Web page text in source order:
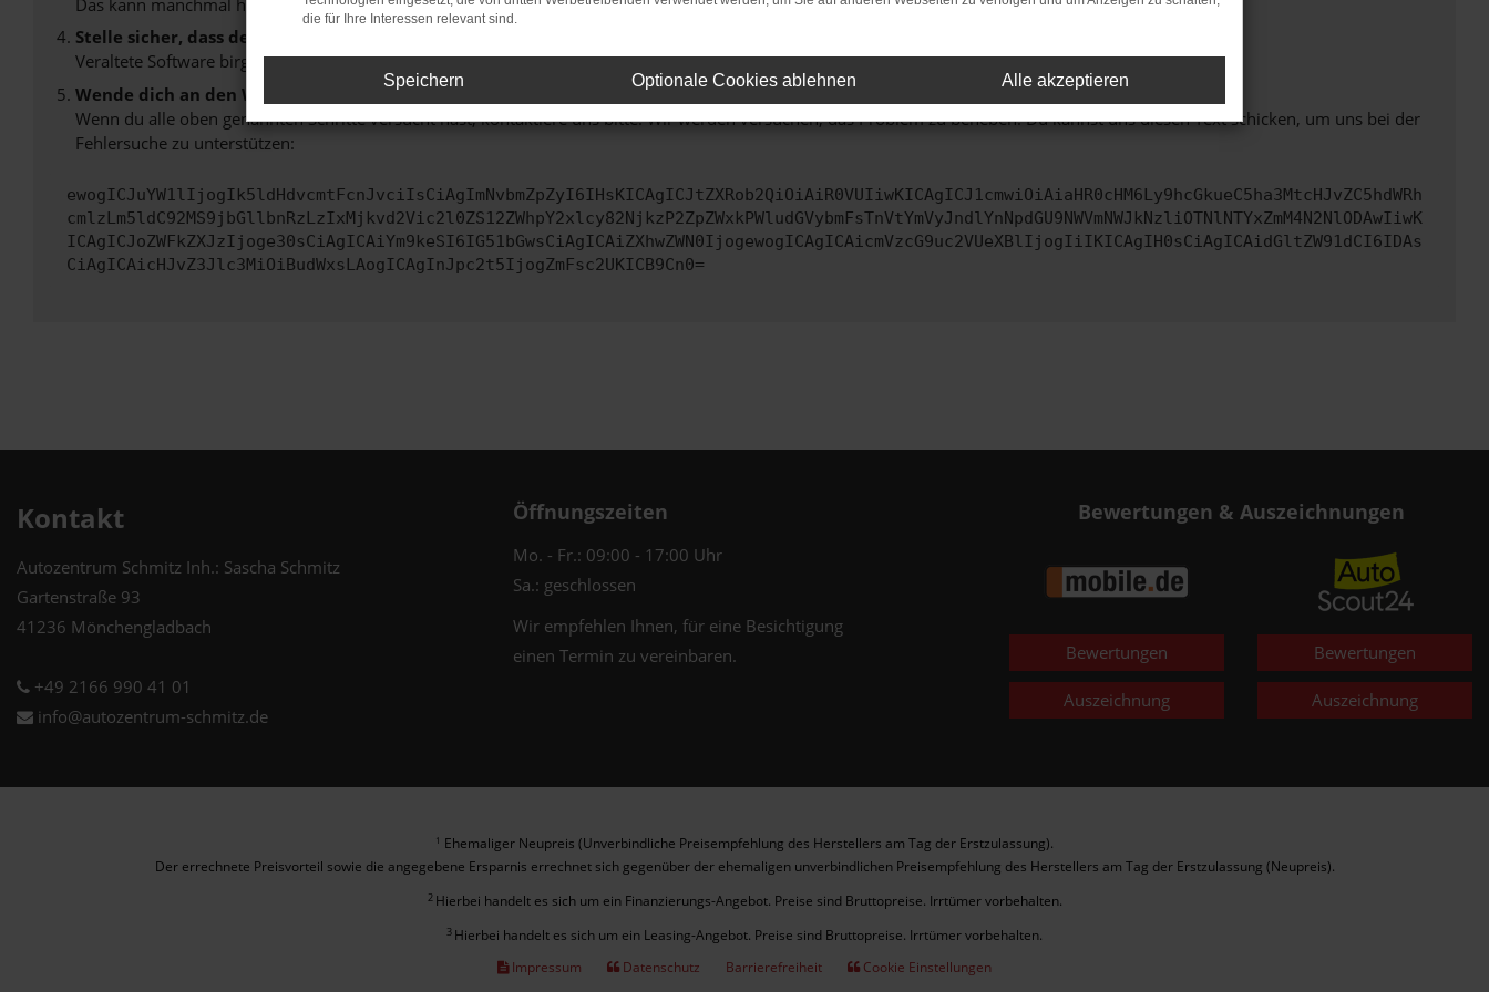
Stelle sicher, dass dein Browser und dein Betriebssystem auf dem neuesten Stand sind.
Veraltete Software birgt nicht nur ein Sicherheitsrisiko, sondern kann auch dazu führen, dass bestimmte Funktionen nicht mehr unterstützt werden.
Wende dich an den Webseitenbetreiber.
Wenn du alle oben genannten Schritte versucht hast, kontaktiere uns bitte. Wir werden versuchen, das Problem zu beheben. Du kannst uns diesen Text schicken, um uns bei der
Fehlersuche zu unterstützen:
ewogICJuYW1lIjogIk5ldHdvcmtFcnJvciIsCiAgImNvbmZpZyI6IHsKICAgICJtZXRob2QiOiAiR0VUIiwKICAgICJ1cmwiOiAiaHR0cHM6Ly9hcGkueC5ha3MtcHJvZC5hdWRh
cmlzLm5ldC92MS9jbGllbnRzLzIxMjkvd2Vic2l0ZS12ZWhpY2xlcy82NjkzP2ZpZWxkPWludGVybmFsTnVtYmVyJndlYnNpdGU9NWVmNWJkNzliOTNlNTYxZmM4N2NlODAwIiwK
ICAgICJoZWFkZXJzIjoge30sCiAgICAiYm9keSI6IG51bGwsCiAgICAiZXhwZWN0IjogewogICAgICAicmVzcG9uc2VUeXBlIjogIiIKICAgIH0sCiAgICAidGltZW91dCI6IDAs
CiAgICAicHJvZ3Jlc3MiOiBudWxsLAogICAgInJpc2t5IjogZmFsc2UKICB9Cn0=
Kontakt
Autozentrum Schmitz Inh.: Sascha Schmitz
Gartenstraße 93
41236 Mönchengladbach
+49 2166 990 41 01
info@autozentrum-schmitz.de
Öffnungszeiten
Mo. - Fr.: 09:00 - 17:00 Uhr
Sa.: geschlossen
Wir empfehlen Ihnen, für eine Besichtigung
einen Termin zu vereinbaren.
Bewertungen & Auszeichnungen
Bewertungen
Auszeichnung
Bewertungen
Auszeichnung
1 Ehemaliger Neupreis (Unverbindliche Preisempfehlung des Herstellers am Tag der Erstzulassung).
Der errechnete Preisvorteil sowie die angegebene Ersparnis errechnet sich gegenüber der ehemaligen unverbindlichen Preisempfehlung des Herstellers am Tag der Erstzulassung (Neupreis).
2 Hierbei handelt es sich um ein Finanzierungs-Angebot. Preise sind Bruttopreise. Irrtümer vorbehalten.
3 Hierbei handelt es sich um ein Leasing-Angebot. Preise sind Bruttopreise. Irrtümer vorbehalten.
Impressum
Datenschutz Barrierefreiheit
Cookie Einstellungen
die für Ihre Interessen relevant sind.
Speichern Optionale Cookies ablehnen Alle akzeptieren